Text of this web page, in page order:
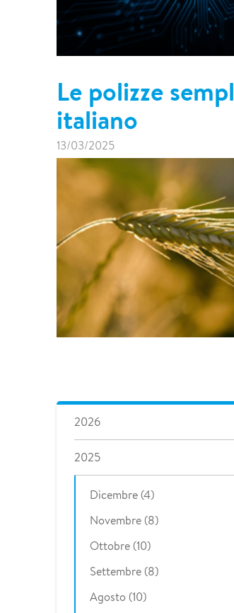
Le polizze
italiano
13/03/2025
2026
2025
Dicembre (4)
Novembre (8)
Ottobre (10)
Settembre (8)
Agosto (10)